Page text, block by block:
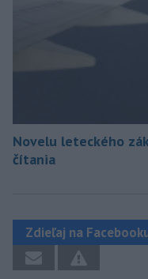
Novelu leteckého
čítania
Zdieľaj na